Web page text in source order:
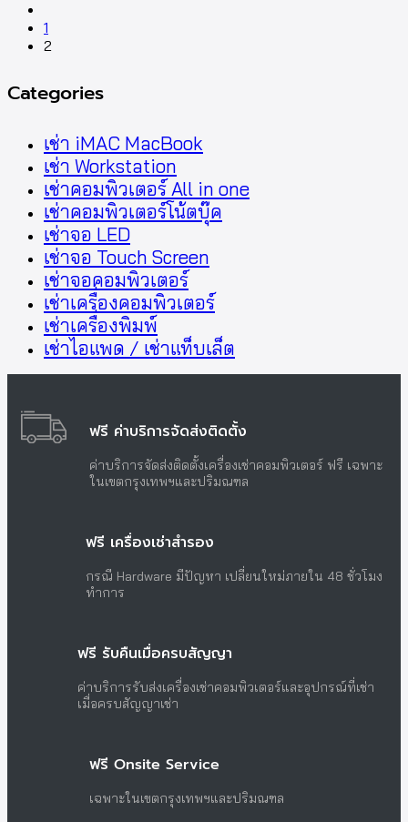
1
2
Categories
เช่า iMAC MacBook
เช่า Workstation
เช่าคอมพิวเตอร์ All in one
เช่าคอมพิวเตอร์โน้ตบุ๊ค
เช่าจอ LED
เช่าจอ Touch Screen
เช่าจอคอมพิวเตอร์
เช่าเครื่องคอมพิวเตอร์
เช่าเครื่องพิมพ์
เช่าไอแพด / เช่าแท็บเล็ต
ฟรี ค่าบริการจัดส่งติดตั้ง
ค่าบริการจัดส่งติดตั้งเครื่องเช่าคอมพิวเตอร์ ฟรี เฉพาะ
ในเขตกรุงเทพฯและปริมณฑล
ฟรี เครื่องเช่าสำรอง
กรณี Hardware มีปัญหา เปลี่ยนใหม่ภายใน 48 ชั่วโมง
ทำการ
ฟรี รับคืนเมื่อครบสัญญา
ค่าบริการรับส่งเครื่องเช่าคอมพิวเตอร์และอุปกรณ์ที่เช่า
เมื่อครบสัญญาเช่า
ฟรี Onsite Service
เฉพาะในเขตกรุงเทพฯและปริมณฑล